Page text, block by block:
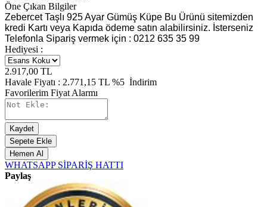
Öne Çıkan Bilgiler
Zebercet Taşlı 925 Ayar Gümüş Küpe Bu Ürünü sitemizden
kredi Kartı veya Kapıda ödeme satın alabilirsiniz. İsterseniz
Telefonla Sipariş vermek için : 0212 635 35 99
Hediyesi :
2.917,00 TL
Havale Fiyatı : 2.771,15 TL %5 İndirim
Favorilerim Fiyat Alarmı
Kaydet
Sepete Ekle
Hemen Al
WHATSAPP SİPARİŞ HATTI
Paylaş